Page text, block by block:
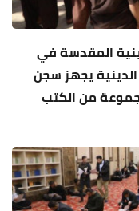
المقدسة في
يجهز سجن
من الكتب